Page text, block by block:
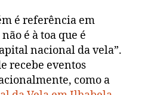
é referência em
é à toa que é
nacional da vela”.
recebe eventos
como a